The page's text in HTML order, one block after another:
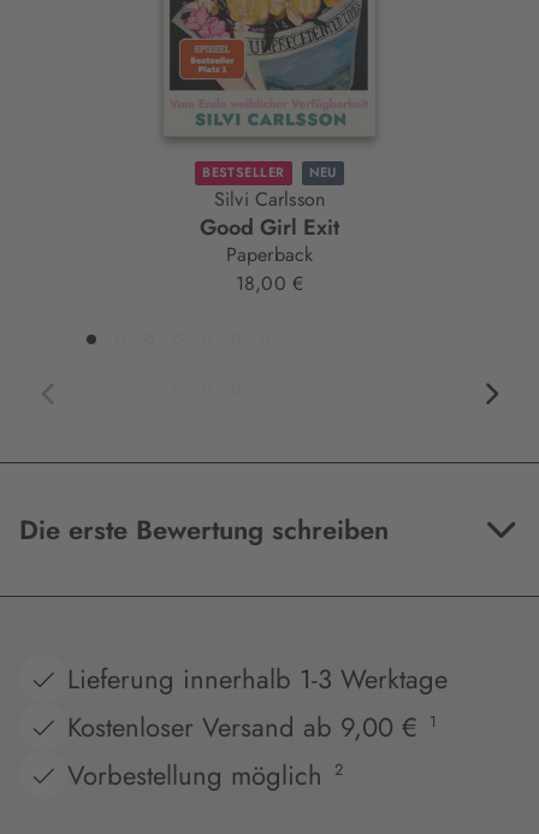
BESTSELLER NEU
Silvi Carlsson
Good Girl Exit
Paperback
18,00 €
Die erste Bewertung schreiben
Lieferung innerhalb 1-3 Werktage
Kostenloser Versand ab 9,00 €
1
Vorbestellung möglich 2